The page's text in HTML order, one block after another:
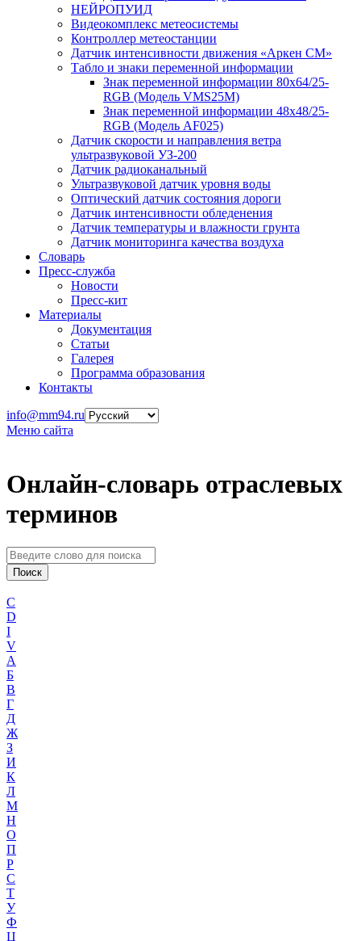
НЕЙРОПУИД
Видеокомплекс метеосистемы
Контроллер метеостанции
Датчик интенсивности движения «Аркен СМ»
Табло и знаки переменной информации
Знак переменной информации 80х64/25-
RGB (Модель VMS25M)
Знак переменной информации 48х48/25-
RGB (Модель АF025)
Датчик скорости и направления ветра
ультразвуковой УЗ-200
Датчик радиоканальный
Ультразвуковой датчик уровня воды
Оптический датчик состояния дороги
Датчик интенсивности обледенения
Датчик температуры и влажности грунта
Датчик мониторинга качества воздуха
Словарь
Пресс-служба
Новости
Пресс-кит
Материалы
Документация
Статьи
Галерея
Программа образования
Контакты
info@mm94.ru
Меню сайта
Онлайн-словарь отраслевых
терминов
C
D
I
V
А
Б
В
Г
Д
Ж
З
И
К
Л
М
Н
О
П
Р
С
Т
У
Ф
Ц